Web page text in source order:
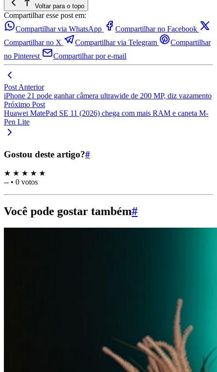
Voltar para o topo
Compartilhar esse post em:
Compartilhar via WhatsApp
Compartilhar no Facebook
Compartilhar no X
Compartilhar via Telegram
Compartilhar
no Pinterest
Compartilhar por e-mail
Post Anterior
iPhone 21 pode ganhar câmera ultrawide de 200 MP, diz vazamento
Próximo Post
Huawei MatePad SE 11 (2026) chega com mais RAM e caneta M-
Pen Lite
Gostou deste artigo?#
★ ★ ★ ★ ★
-- • 0 votos
Você pode gostar também#